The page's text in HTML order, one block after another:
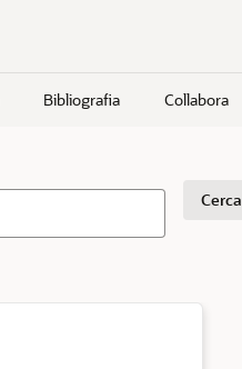
Bibliografia Collabora
Cerca